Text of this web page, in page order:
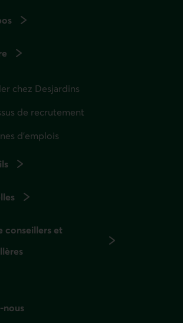
chez Desjardins
de recrutement
d’emplois
conseillers et
nous